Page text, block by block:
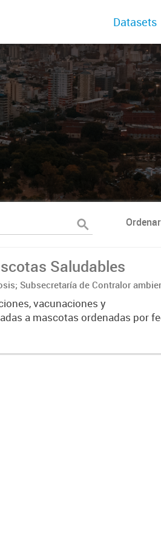
Datasets
Saludables
Subsecretaría de Contralor
sustentable
vacunaciones y
a mascotas ordenadas por